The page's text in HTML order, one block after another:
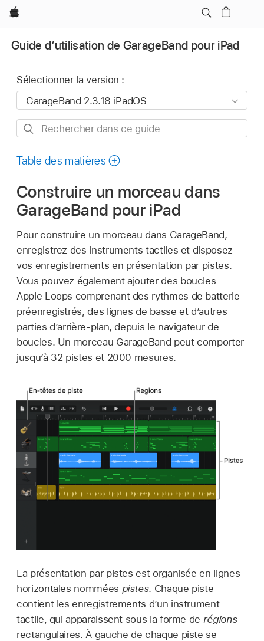
Apple
Guide d’utilisation de GarageBand pour iPad
Sélectionner la version :
Rechercher
ce
Table des matières
Construire un morceau dans
GarageBand pour iPad
Pour construire un morceau dans GarageBand,
enregistrez des instruments tactiles et disposez
vos enregistrements en présentation par pistes.
Vous pouvez également ajouter des boucles
Apple Loops comprenant des rythmes de batterie
préenregistrés, des lignes de basse et d’autres
parties d’arrière-plan, depuis le navigateur de
boucles. Un morceau GarageBand peut comporter
jusqu’à 32 pistes et 2000 mesures.
La présentation par pistes est organisée en lignes
horizontales nommées pistes. Chaque piste
contient les enregistrements d’un instrument
tactile, qui apparaissent sous la forme de régions
rectangulaires. À gauche de chaque piste se